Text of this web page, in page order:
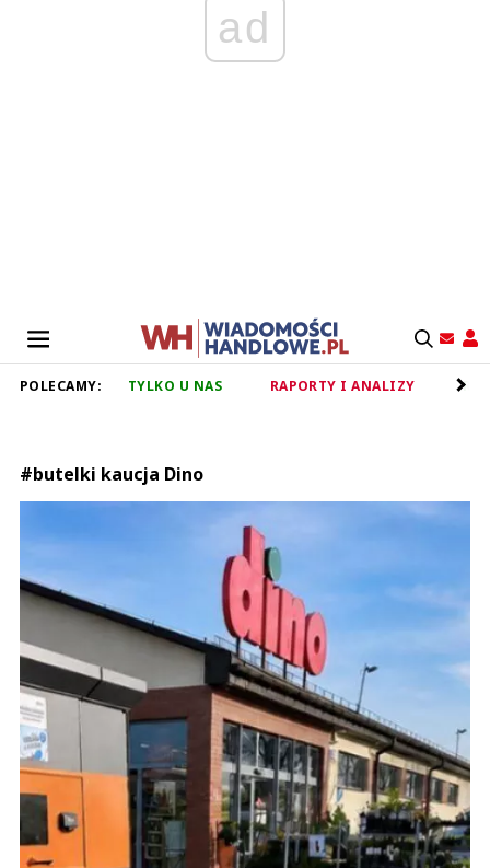
ad
POLECAMY: TYLKO U NAS RAPORTY I ANALIZY
#butelki kaucja Dino